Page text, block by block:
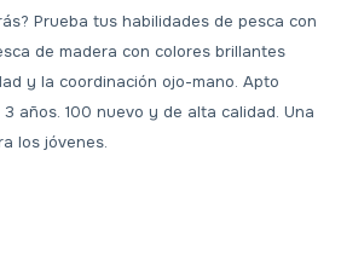
Prueba tus habilidades de pesca con
de madera con colores brillantes
y la coordinación ojo-mano. Apto
años. 100 nuevo y de alta calidad. Una
los jóvenes.